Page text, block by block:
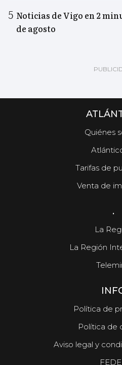
Noticias de Vigo en 2
de agosto
Quiénes
Tarifas de
Venta de
.
La
La Región
Política de
Política de
Aviso legal y